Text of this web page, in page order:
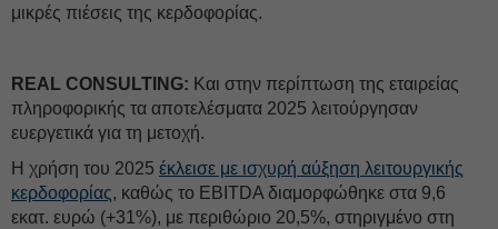
μικρές πιέσεις της κερδοφορίας.
REAL CONSULTING: Και στην περίπτωση της εταιρείας
πληροφορικής τα αποτελέσματα 2025 λειτούργησαν
ευεργετικά για τη μετοχή.
Η χρήση του 2025 έκλεισε με ισχυρή αύξηση λειτουργικής
κερδοφορίας, καθώς το EBITDA διαμορφώθηκε στα 9,6
εκατ. ευρώ (+31%), με περιθώριο 20,5%, στηριγμένο στη